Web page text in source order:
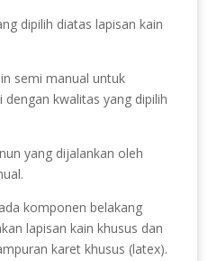
dipilih diatas lapisan kain
semi manual untuk
kwalitas yang dipilih
yang dijalankan oleh
komponen belakang
lapisan kain khusus dan
karet khusus (latex).